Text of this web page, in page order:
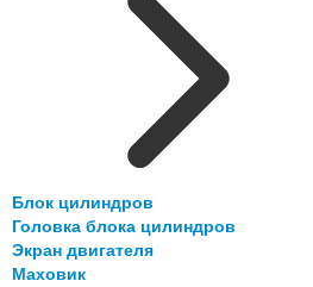
Блок цилиндров
Головка блока цилиндров
Экран двигателя
Маховик